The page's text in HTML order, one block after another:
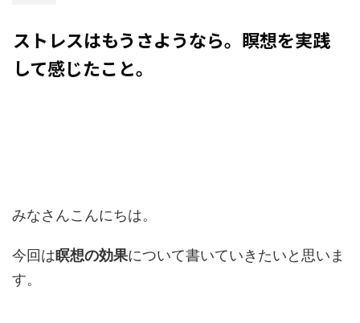
ストレスはもうさようなら。瞑想を実践
して感じたこと。
みなさんこんにちは。
今回は瞑想の効果について書いていきたいと思いま
す。